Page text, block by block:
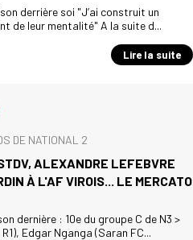
derrière soi "J’ai construit un
de leur mentalité" A la suite d...
Lire la suite
DE NATIONAL 2
ALEXANDRE LEFEBVRE
À L'AF VIROIS... LE MERCATO
dernière : 10e du groupe C de N3 >
Edgar Nganga (Saran FC...